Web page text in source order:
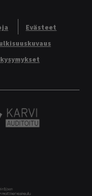
Evästeet
Alliance logo
Karvi Auditoitu logo